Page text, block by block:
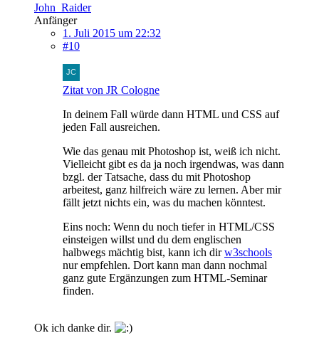
John_Raider
Anfänger
1. Juli 2015 um 22:32
#10
Zitat von JR Cologne
In deinem Fall würde dann HTML und CSS auf
jeden Fall ausreichen.
Wie das genau mit Photoshop ist, weiß ich nicht.
Vielleicht gibt es da ja noch irgendwas, was dann
bzgl. der Tatsache, dass du mit Photoshop
arbeitest, ganz hilfreich wäre zu lernen. Aber mir
fällt jetzt nichts ein, was du machen könntest.
Eins noch: Wenn du noch tiefer in HTML/CSS
einsteigen willst und du dem englischen
halbwegs mächtig bist, kann ich dirw3schools
nur empfehlen. Dort kann man dann nochmal
ganz gute Ergänzungen zum HTML-Seminar
finden.
Ok ich danke dir.